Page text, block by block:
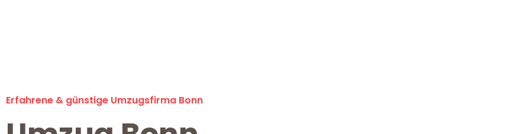
Erfahrene & günstige Umzugsfirma Bonn